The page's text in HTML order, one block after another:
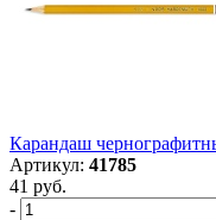
Карандаш
Артикул: 41785
41 руб.
-